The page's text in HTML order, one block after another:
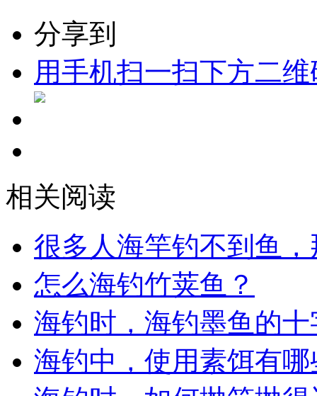
分享到
用手机扫一扫下方二
相关阅读
很多人海竿钓不到鱼
怎么海钓竹荚鱼？
海钓时，海钓墨鱼的
海钓中，使用素饵有